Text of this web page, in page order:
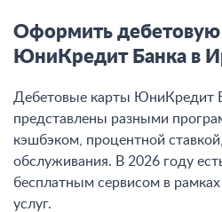
Оформить дебетовую
ЮниКредит Банка в
Дебетовые карты ЮниКредит
представлены разными
кэшбэком, процентной
обслуживания. В 2026 году
бесплатным сервисом в
услуг.